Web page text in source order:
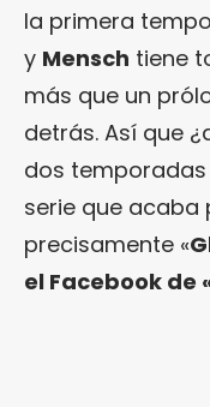
la primera
y Mensch tiene
más que un
detrás. Así que
dos
serie que acaba
precisamente «
el Facebook de